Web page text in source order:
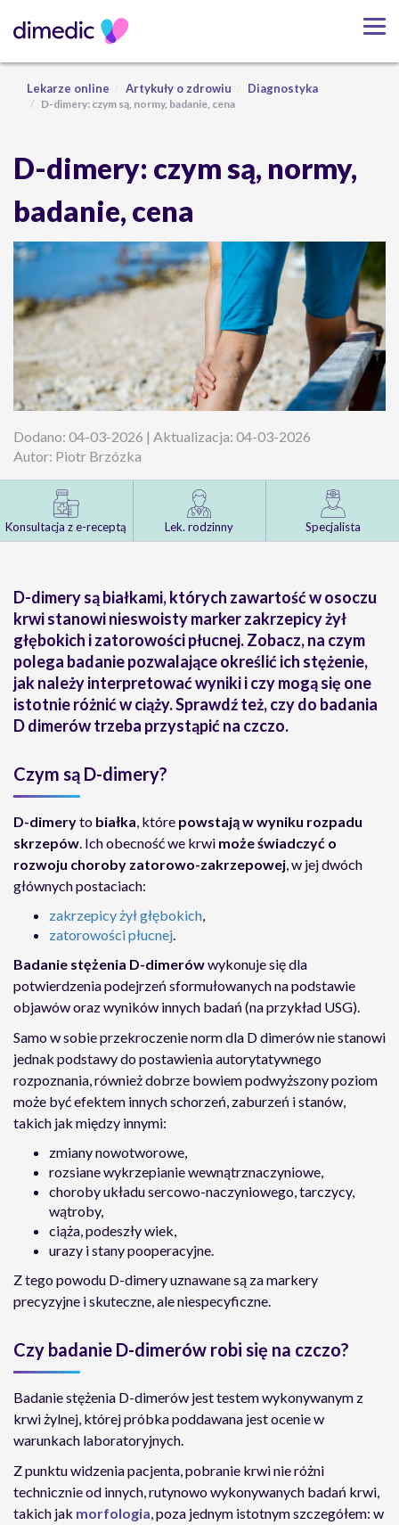
Lekarze online Artykuły o zdrowiu Diagnostyka
D-dimery: czym są, normy, badanie, cena
D-dimery: czym są, normy,
badanie, cena
Dodano: 04-03-2026 | Aktualizacja: 04-03-2026
Autor: Piotr Brzózka
Konsultacja z e-receptą Lek. rodzinny Specjalista
D-dimery są białkami, których zawartość w osoczu
krwi stanowi nieswoisty marker zakrzepicy żył
głębokich i zatorowości płucnej. Zobacz, na czym
polega badanie pozwalające określić ich stężenie,
jak należy interpretować wyniki i czy mogą się one
istotnie różnić w ciąży. Sprawdź też, czy do badania
D dimerów trzeba przystąpić na czczo.
Czym są D-dimery?
D-dimeryto białka, które powstają w wyniku rozpadu
skrzepów. Ich obecność we krwi może świadczyć o
rozwoju choroby zatorowo-zakrzepowej, w jej dwóch
głównych postaciach:
zakrzepicy żył głębokich,
zatorowości płucnej.
Badanie stężenia D-dimerówwykonuje się dla
potwierdzenia podejrzeń sformułowanych na podstawie
objawów oraz wyników innych badań (na przykład USG).
Samo w sobie przekroczenie norm dla D dimerów nie stanowi
jednak podstawy do postawienia autorytatywnego
rozpoznania, również dobrze bowiem podwyższony poziom
może być efektem innych schorzeń, zaburzeń i stanów,
takich jak między innymi:
zmiany nowotworowe,
rozsiane wykrzepianie wewnątrznaczyniowe,
choroby układu sercowo-naczyniowego, tarczycy,
wątroby,
ciąża, podeszły wiek,
urazy i stany pooperacyjne.
Z tego powodu D-dimery uznawane są za markery
precyzyjne i skuteczne, ale niespecyficzne.
Czy badanie D-dimerów robi się na czczo?
Badanie stężenia D-dimerów jest testem wykonywanym z
krwi żylnej, której próbka poddawana jest ocenie w
warunkach laboratoryjnych.
Z punktu widzenia pacjenta, pobranie krwi nie różni
technicznie od innych, rutynowo wykonywanych badań krwi,
takich jak morfologia, poza jednym istotnym szczegółem: w